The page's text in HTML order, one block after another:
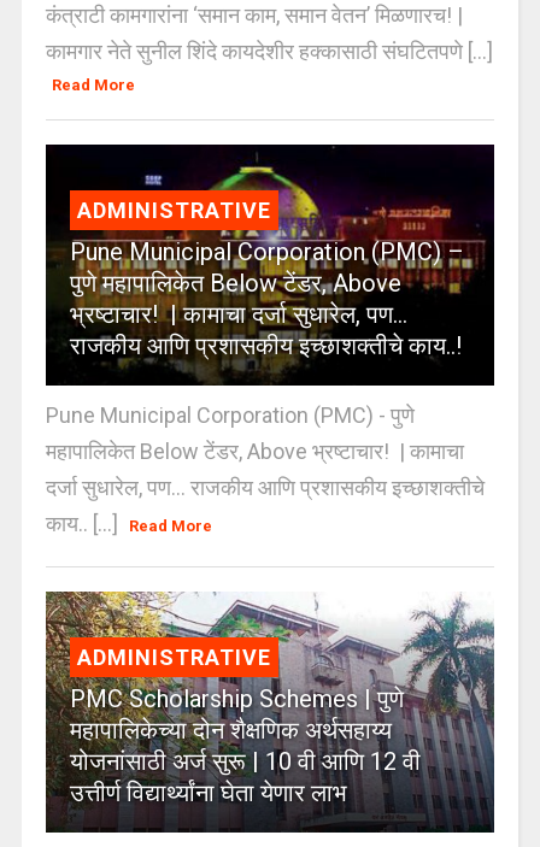
कंत्राटी कामगारांना ‘समान काम, समान वेतन’ मिळणारच! |
कामगार नेते सुनील शिंदे कायदेशीर हक्कासाठी संघटितपणे [...]
Read More
ADMINISTRATIVE
Pune Municipal Corporation (PMC) –
पुणे महापालिकेत Below टेंडर, Above
भ्रष्टाचार! | कामाचा दर्जा सुधारेल, पण…
राजकीय आणि प्रशासकीय इच्छाशक्तीचे काय..!
Pune Municipal Corporation (PMC) - पुणे
महापालिकेत Below टेंडर, Above भ्रष्टाचार! | कामाचा
दर्जा सुधारेल, पण… राजकीय आणि प्रशासकीय इच्छाशक्तीचे
काय.. [...]
Read More
ADMINISTRATIVE
PMC Scholarship Schemes | पुणे
महापालिकेच्या दोन शैक्षणिक अर्थसहाय्य
योजनांसाठी अर्ज सुरू | 10 वी आणि 12 वी
उत्तीर्ण विद्यार्थ्यांना घेता येणार लाभ